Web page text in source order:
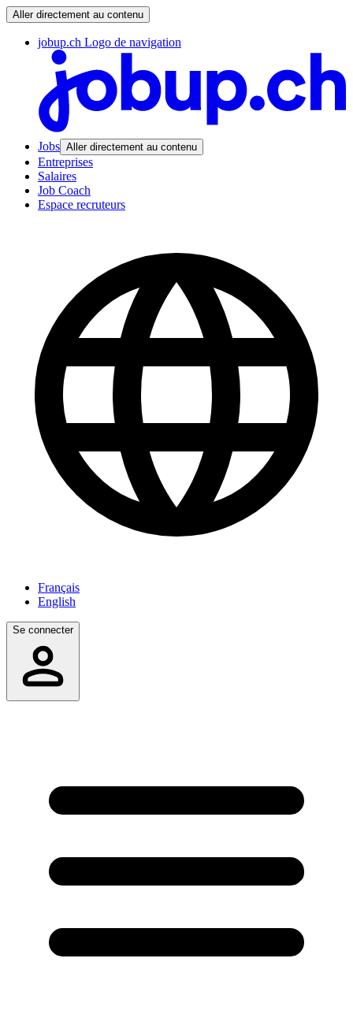
Aller directement au contenu
jobup.ch Logo de navigation
Jobs Aller directement au contenu
Entreprises
Salaires
Job Coach
Espace recruteurs
Français
English
Se connecter